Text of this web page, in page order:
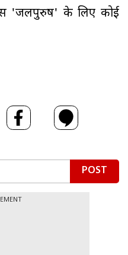
'जलपुरुष' के लिए कोई
POST